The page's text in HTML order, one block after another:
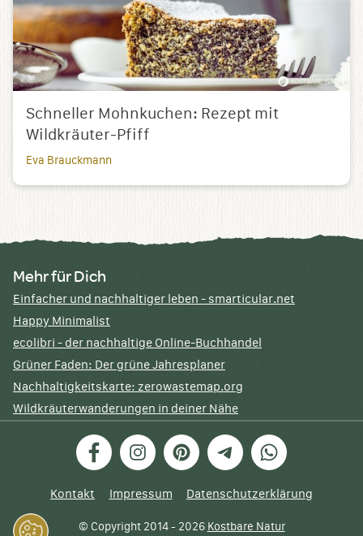
Schneller Mohnkuchen: Rezept mit
Wildkräuter-Pfiff
Eva Brauckmann
Mehr für Dich
Einfacher und nachhaltiger leben - smarticular.net
Happy Minimalist
ecolibri - der nachhaltige Online-Buchhandel
Grüner Faden: Der grüne Jahresplaner
Nachhaltigkeitskarte: zerowastemap.org
Wildkräuterwanderungen in deiner Nähe
FacebookInstagramPinterestTelegramWhatsApp
Kontakt Impressum Datenschutzerklärung
© Copyright 2014 - 2026 Kostbare Natur